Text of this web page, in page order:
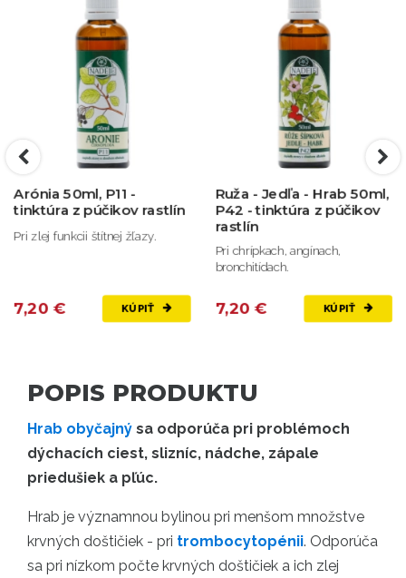
Arónia 50ml, P11 -
tinktúra z púčikov rastlín
Pri zlej funkcii štítnej žľazy.
7,20 € KÚPIŤ
Ruža - Jedľa - Hrab 50ml,
P42 - tinktúra z púčikov
rastlín
Pri chrípkach, angínach,
bronchitídach.
7,20 € KÚPIŤ
POPIS PRODUKTU
Hrab obyčajný sa odporúča pri problémoch
dýchacích ciest, slizníc, nádche, zápale
priedušiek a pľúc.
Hrab je významnou bylinou pri menšom množstve
krvných doštičiek - pri trombocytopénii. Odporúča
sa pri nízkom počte krvných doštičiek a ich zlej